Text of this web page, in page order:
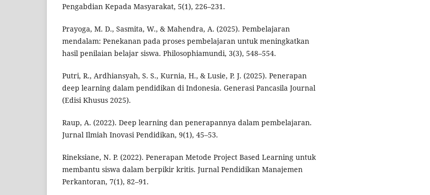
Pengabdian Kepada Masyarakat, 5(1), 226–231.
Prayoga, M. D., Sasmita, W., & Mahendra, A. (2025). Pembelajaran
mendalam: Penekanan pada proses pembelajaran untuk meningkatkan
hasil penilaian belajar siswa. Philosophiamundi, 3(3), 548–554.
Putri, R., Ardhiansyah, S. S., Kurnia, H., & Lusie, P. J. (2025). Penerapan
deep learning dalam pendidikan di Indonesia. Generasi Pancasila Journal
(Edisi Khusus 2025).
Raup, A. (2022). Deep learning dan penerapannya dalam pembelajaran.
Jurnal Ilmiah Inovasi Pendidikan, 9(1), 45–53.
Rineksiane, N. P. (2022). Penerapan Metode Project Based Learning untuk
membantu siswa dalam berpikir kritis. Jurnal Pendidikan Manajemen
Perkantoran, 7(1), 82–91.